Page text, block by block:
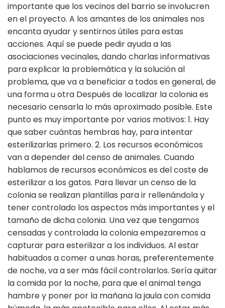
importante que los vecinos del barrio se involucren
en el proyecto. A los amantes de los animales nos
encanta ayudar y sentirnos útiles para estas
acciones. Aquí se puede pedir ayuda a las
asociaciones vecinales, dando charlas informativas
para explicar la problemática y la solución al
problema, que va a beneficiar a todos en general, de
una forma u otra Después de localizar la colonia es
necesario censarla lo más aproximado posible. Este
punto es muy importante por varios motivos: 1. Hay
que saber cuántas hembras hay, para intentar
esterilizarlas primero. 2. Los recursos económicos
van a depender del censo de animales. Cuando
hablamos de recursos económicos es del coste de
esterilizar a los gatos. Para llevar un censo de la
colonia se realizan plantillas para ir rellenándola y
tener controlado los aspectos más importantes y el
tamaño de dicha colonia. Una vez que tengamos
censadas y controlada la colonia empezaremos a
capturar para esterilizar a los individuos. Al estar
habituados a comer a unas horas, preferentemente
de noche, va a ser más fácil controlarlos. Sería quitar
la comida por la noche, para que el animal tenga
hambre y poner por la mañana la jaula con comida